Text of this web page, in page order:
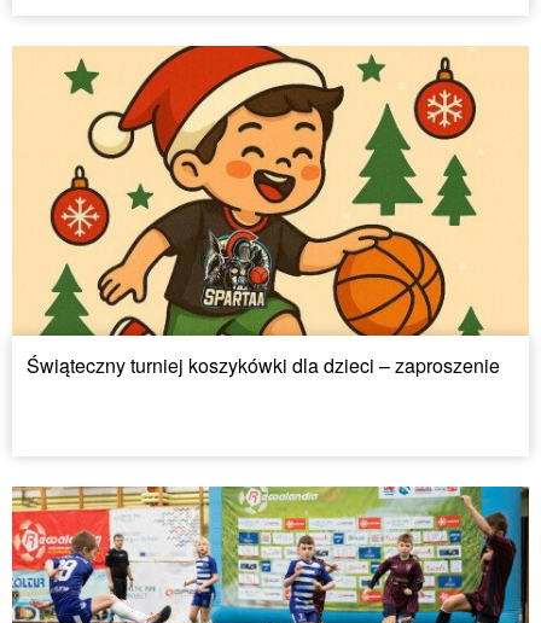
Świąteczny turniej koszykówki dla dzieci – zaproszenie